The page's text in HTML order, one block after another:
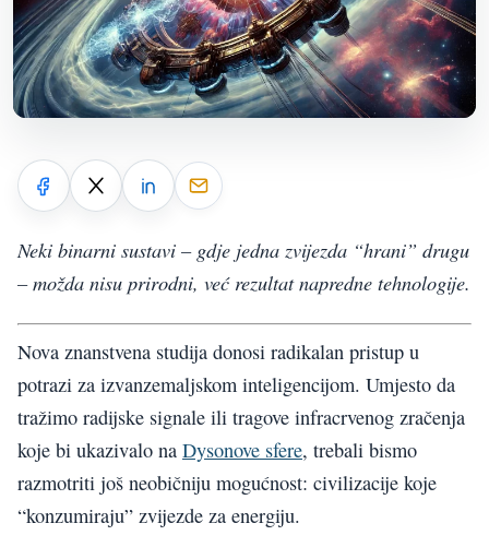
Neki binarni sustavi – gdje jedna zvijezda “hrani” drugu
– možda nisu prirodni, već rezultat napredne tehnologije.
Nova znanstvena studija donosi radikalan pristup u
potrazi za izvanzemaljskom inteligencijom. Umjesto da
tražimo radijske signale ili tragove infracrvenog zračenja
koje bi ukazivalo na Dysonove sfere, trebali bismo
razmotriti još neobičniju mogućnost: civilizacije koje
“konzumiraju” zvijezde za energiju.